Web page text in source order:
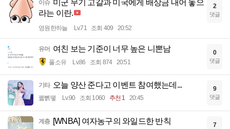
이슈 미군 무기 고갈과 미국에게 배상금 내어 놓으
라는 이란.
영원한하늘 Lv.71 조회 409 20:52
2
댓글
유머 여친 보는 기준이 너무 높은 니뽄남
풀소유 Lv.86 조회 874 20:51
0
댓글
기타 오늘 양산 준다고 이벤트 참여했는데...
꿻뻵뗗 Lv.90 조회 1060 추천 1 20:45
9
댓글
계층 [WNBA] 여자농구의 와일드한 반칙 7